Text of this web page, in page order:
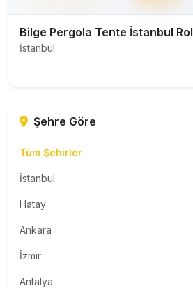
İstanbul
Şehre Göre
Tüm Şehirler
İstanbul
Hatay
Ankara
İzmir
Antalya